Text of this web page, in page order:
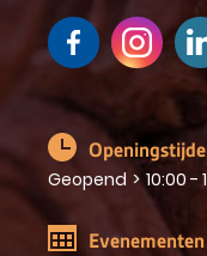
Geopend > 10:00 -